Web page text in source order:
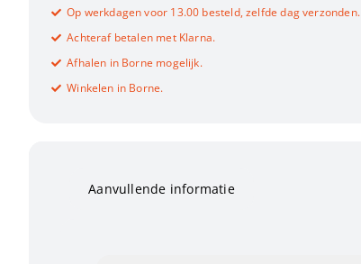
Op werkdagen voor 13.00 besteld, zelfde dag verzonden.
Achteraf betalen met Klarna.
Afhalen in Borne mogelijk.
Winkelen in Borne.
Aanvullende informatie